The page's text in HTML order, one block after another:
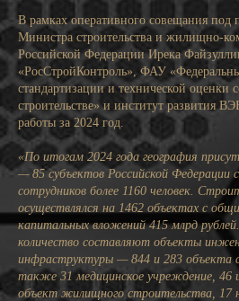
В рамках оперативного совещания под
Министра строительства и жилищно-
Российской Федерации Ирека
«РосСтройКонтроль», ФАУ
стандартизации и технической оценки
строительстве» и институт развития
работы за 2024 год.
«По итогам 2024 года география
— 85 субъектов Российской Федерации
сотрудников более 1160 человек.
осуществлялся на 1462 объектах с
капитальных вложений 415 млрд
количество составляют объекты
инфраструктуры — 844 и 283 объекта
также 31 медицинское учреждение, 46
объект жилищного строительства, 17